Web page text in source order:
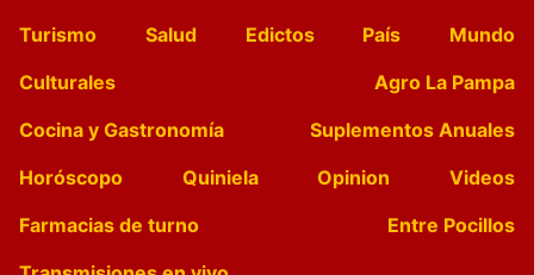
Turismo
Salud Edictos País
Mundo
Culturales
Agro La Pampa
Cocina y Gastronomía
Suplementos Anuales
Horóscopo
Quiniela Opinion
Videos
Farmacias de turno
Entre Pocillos